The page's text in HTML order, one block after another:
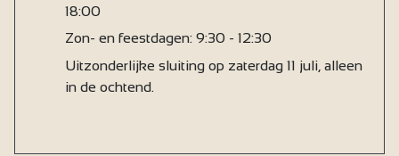
18:00
Zon- en feestdagen: 9:30 - 12:30
Uitzonderlijke sluiting op zaterdag 11 juli, alleen
in de ochtend.